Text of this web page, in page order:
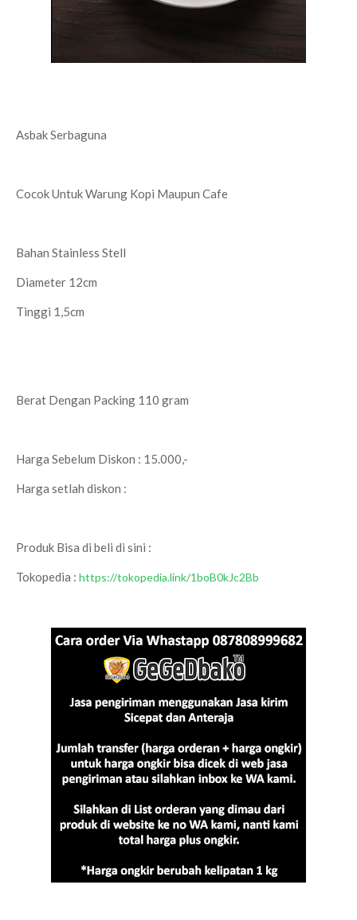
Asbak Serbaguna
Cocok Untuk Warung Kopi Maupun Cafe
Bahan Stainless Stell
Diameter 12cm
Tinggi 1,5cm
Berat Dengan Packing 110 gram
Harga Sebelum Diskon : 15.000,-
Harga setlah diskon :
Produk Bisa di beli di sini :
Tokopedia : https://tokopedia.link/1boB0kJc2Bb